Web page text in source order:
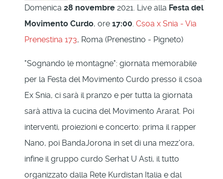
Domenica 28 novembre 2021. Live alla Festa del
Movimento Curdo, ore 17:00 Csoa x Snia - Via
Prenestina 173, Roma (Prenestino - Pigneto)
"Sognando le montagne": giornata memorabile
per la Festa del Movimento Curdo presso il csoa
Ex Snia, ci sarà il pranzo e per tutta la giornata
sarà attiva la cucina del Movimento Ararat. Poi
interventi, proiezioni e concerto: prima il rapper
Nano, poi BandaJorona in set di una mezz'ora,
infine il gruppo curdo Serhat U Asti, il tutto
organizzato dalla Rete Kurdistan Italia e dal